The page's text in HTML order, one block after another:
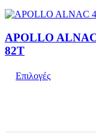
APOLLO
82T
Επιλογές